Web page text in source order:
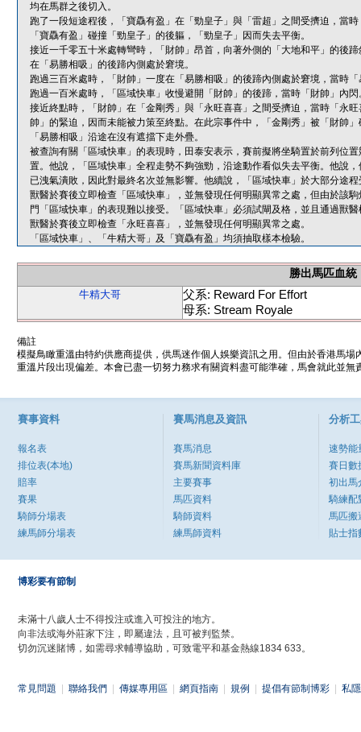
均在馬群之後切入。
跑了一段短途程後，「寶驫有盈」在「勁皇子」與「雷超」之間受擠迫，當
「寶驫有盈」碰撞「勁皇子」的後軀，「勁皇子」因而失去平衡。
接近一千零五十米處轉彎時，「財帥」昂首，向著外側的「大地和平」的後
在「易勝相吸」的後蹄內側處於窘境。
跑過三百米處時，「財帥」一度在「易勝相吸」的後蹄內側處於窘境，當時
跑過一百米處時，「區域快車」收慢避開「財帥」的後蹄，當時「財帥」內閃
接近終點時，「財帥」在「金剛秀」與「永旺喜喜」之間受擠迫，當時「永
帥」的緊迫，因而未能被力策至終點。在此宗事件中，「金剛秀」被「財帥
「易勝相吸」沿途在沒有遮擋下走外疊。
被查詢有關「區域快車」的表現時，田泰安表示，賽前擬將坐騎置於前列位
置。他說，「區域快車」全程走勢不夠強勁，沿途動作看似失去平衡。他說
已洩氣潰敗，因此對最終名次並無影響。他續說，「區域快車」於大部分途
獸醫於賽後立即檢查「區域快車」，並無發現任何明顯異常之處，但由於該
門「區域快車」的表現難以接受。「區域快車」必須試閘及格，並且通過獸
獸醫於賽後立即檢查「永旺喜喜」，並無發現任何明顯異常之處。
「區域快車」、「牛精大哥」及「寶驫有盈」均須抽取樣本檢驗。
勝出馬匹血統
牛精大哥
父系: Reward For Effort
母系: Stream Royale
備註
模擬鳥瞰重溫由特約供應商提供，供馬迷作個人娛樂資訊之用。但由於香港馬
重溫片段出現偏差。本會已盡一切努力務求有關資料盡可能準確，馬會就此並
賽事資料
報名表
排位表(本地)
賠率
賽果
騎師分場表
練馬師分場表
賽馬消息及資訊
賽馬消息
賽馬新聞資料庫
主要賽事
馬匹資料
騎師資料
練馬師資料
分析
速勢能
賽日數
初出馬
騎練配
馬匹搬
貼士指
博彩要有節制
未滿十八歲人士不得投注或進入可投注的地方。
向非法或海外莊家下注，即屬違法，且可被判監禁。
切勿沉迷賭博，如需尋求輔導協助，可致電平和基金熱線1834 633。
常見問題 聯絡我們 傳媒專用區 網頁指南 規例 提倡有節制博彩 私